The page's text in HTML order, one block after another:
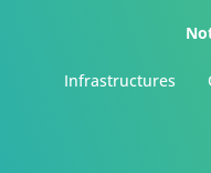
Infrastructures